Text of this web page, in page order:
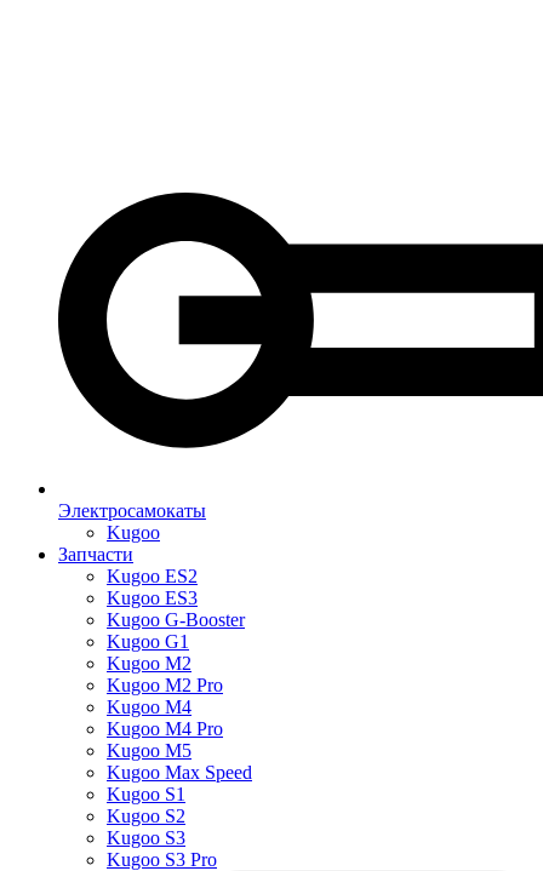
Электросамокаты
Kugoo
Запчасти
Kugoo ES2
Kugoo ES3
Kugoo G-Booster
Kugoo G1
Kugoo M2
Kugoo M2 Pro
Kugoo M4
Kugoo M4 Pro
Kugoo M5
Kugoo Max Speed
Kugoo S1
Kugoo S2
Kugoo S3
Kugoo S3 Pro